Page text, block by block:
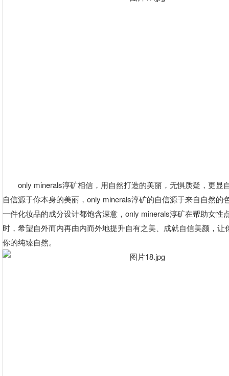
only minerals淳矿相信，用自然打造的美丽，无惧质疑，更显
自信源于你本身的美丽，only minerals淳矿的自信源于来自自然的
一件化妆品的成分设计都饱含深意，only minerals淳矿在帮助女性
时，希望自外而内再由内而外地提升自有之美、成就自信美颜，让
你的纯臻自然。